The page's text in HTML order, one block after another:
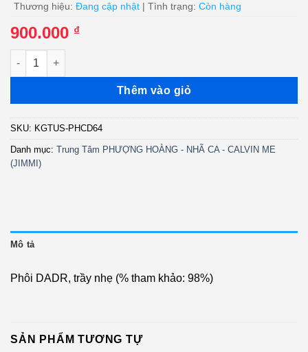
Thương hiệu: Đang cập nhật | Tình trạng: Còn hàng
900.000 ₫
PHCD64 - Tạ Từ Trong Đêm - Chế Linh - Phi Nhung (DADR)
Thêm vào giỏ
SKU: KGTUS-PHCD64
Danh mục: Trung Tâm PHƯỢNG HOÀNG - NHÃ CA - CALVIN ME
(JIMMI)
Mô tả
Phôi DADR, trầy nhẹ (% tham khảo: 98%)
SẢN PHẨM TƯƠNG TỰ